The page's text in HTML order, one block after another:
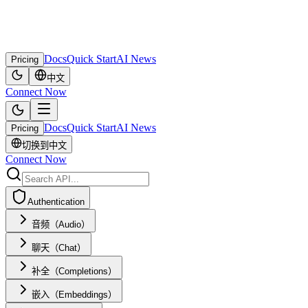
Pricing DocsQuick StartAI News
中文
Connect Now
Pricing DocsQuick StartAI News
切换到中文
Connect Now
Authentication
音频（Audio）
聊天（Chat）
补全（Completions）
嵌入（Embeddings）